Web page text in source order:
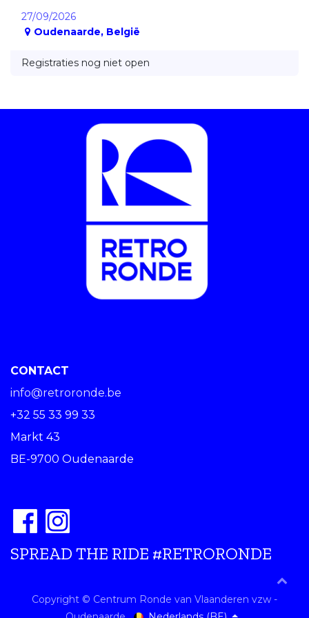
27/09/2026
Oudenaarde, België
Registraties nog niet open
CONTACT
info@retroronde.be
+32 55 33 99 33
Markt 43
BE-9700 Oudenaarde
SPREAD THE RIDE #RETRORONDE
Copyright © Centrum Ronde van Vlaanderen vzw -